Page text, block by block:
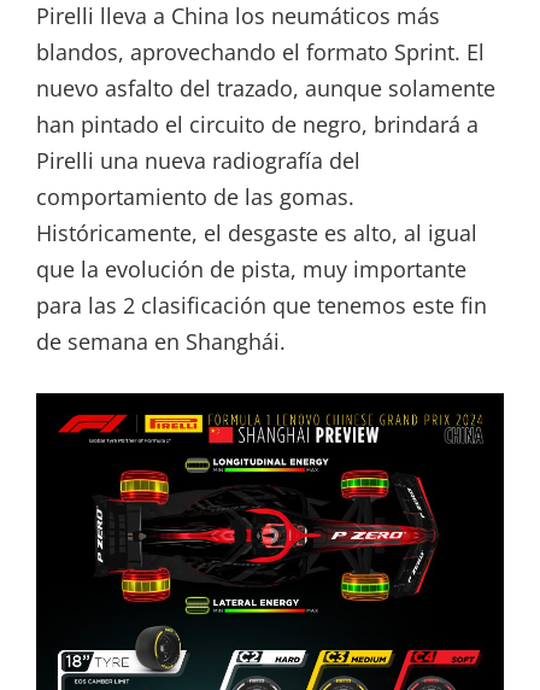
Pirelli lleva a China los neumáticos más
blandos, aprovechando el formato Sprint. El
nuevo asfalto del trazado, aunque solamente
han pintado el circuito de negro, brindará a
Pirelli una nueva radiografía del
comportamiento de las gomas.
Históricamente, el desgaste es alto, al igual
que la evolución de pista, muy importante
para las 2 clasificación que tenemos este fin
de semana en Shanghái.